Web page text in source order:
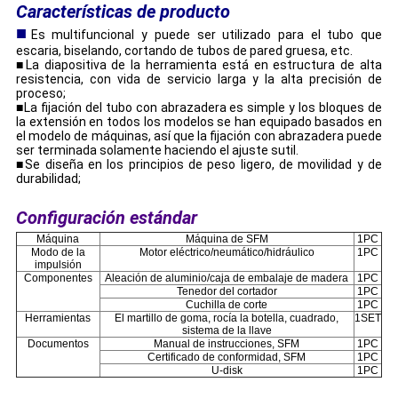
Características de producto
■ Es multifuncional y puede ser utilizado para el tubo que
escaria, biselando, cortando de tubos de pared gruesa, etc.
■La diapositiva de la herramienta está en estructura de alta
resistencia, con vida de servicio larga y la alta precisión de
proceso;
■La fijación del tubo con abrazadera es simple y los bloques de
la extensión en todos los modelos se han equipado basados en
el modelo de máquinas, así que la fijación con abrazadera puede
ser terminada solamente haciendo el ajuste sutil.
■Se diseña en los principios de peso ligero, de movilidad y de
durabilidad;
Configuración estándar
Máquina Máquina de SFM
1PC
Modo de la
impulsión
Motor eléctrico/neumático/hidráulico 1PC
Componentes Aleación de aluminio/caja de embalaje de madera
1PC
Tenedor del cortador
1PC
Cuchilla de corte
1PC
Herramientas
El martillo de goma, rocía la botella, cuadrado,
sistema de la llave
1SET
Documentos Manual de instrucciones, SFM
1PC
Certificado de conformidad, SFM
1PC
U-disk
1PC